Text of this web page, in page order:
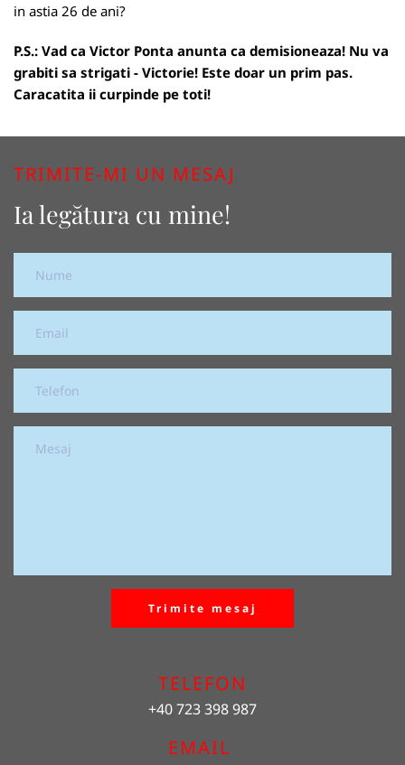
in astia 26 de ani?
P.S.: Vad ca Victor Ponta anunta ca demisioneaza! Nu va
grabiti sa strigati - Victorie! Este doar un prim pas.
Caracatita ii curpinde pe toti!
TRIMITE-MI UN MESAJ
Ia legătura cu mine!
Trimite mesaj
TELEFON
+40 723 398 987
EMAIL